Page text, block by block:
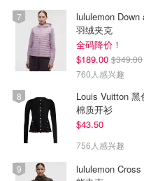
lululemon Down
羽绒夹克
全码降价！
$189.00 $349.00
760人感兴趣
Louis Vuitton
棉质开衫
$43.50
756人感兴趣
lululemon